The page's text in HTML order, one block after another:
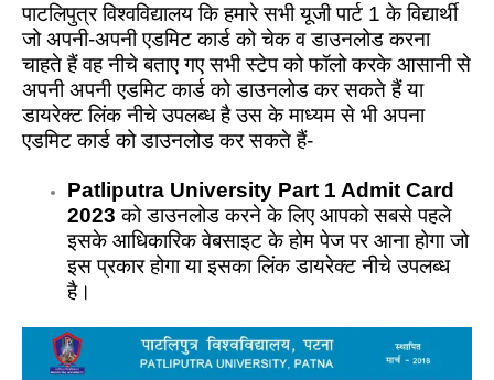
पाटलिपुत्र विश्वविद्यालय कि हमारे सभी यूजी पार्ट 1 के विद्यार्थी
जो अपनी-अपनी एडमिट कार्ड को चेक व डाउनलोड करना
चाहते हैं वह नीचे बताए गए सभी स्टेप को फॉलो करके आसानी से
अपनी अपनी एडमिट कार्ड को डाउनलोड कर सकते हैं या
डायरेक्ट लिंक नीचे उपलब्ध है उस के माध्यम से भी अपना
एडमिट कार्ड को डाउनलोड कर सकते हैं-
Patliputra University Part 1 Admit Card
2023 को डाउनलोड करने के लिए आपको सबसे पहले
इसके आधिकारिक वेबसाइट के होम पेज पर आना होगा जो
इस प्रकार होगा या इसका लिंक डायरेक्ट नीचे उपलब्ध
है।